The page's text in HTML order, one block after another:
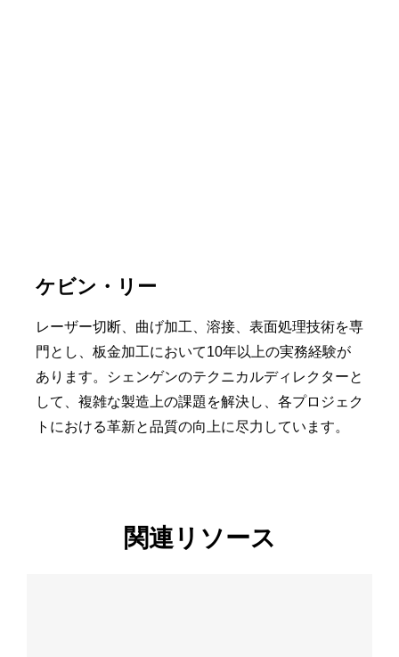
ケビン・リー
レーザー切断、曲げ加工、溶接、表面処理技術を専
門とし、板金加工において10年以上の実務経験が
あります。シェンゲンのテクニカルディレクターと
して、複雑な製造上の課題を解決し、各プロジェク
トにおける革新と品質の向上に尽力しています。
関連リソース